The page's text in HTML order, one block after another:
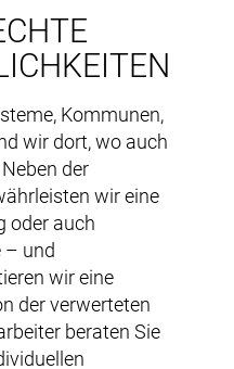
Kommunen,
wir dort, wo auch
der
wir eine
oder auch
– und
wir eine
der verwerteten
beraten Sie